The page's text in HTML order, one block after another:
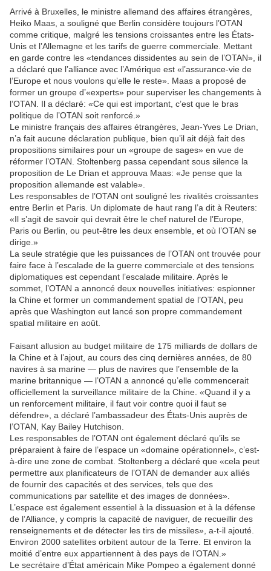
Arrivé à Bruxelles, le ministre allemand des affaires étrangères,
Heiko Maas, a souligné que Berlin considère toujours l’OTAN
comme critique, malgré les tensions croissantes entre les États-
Unis et l’Allemagne et les tarifs de guerre commerciale. Mettant
en garde contre les «tendances dissidentes au sein de l’OTAN», il
a déclaré que l’alliance avec l’Amérique est «l’assurance-vie de
l’Europe et nous voulons qu’elle le reste». Maas a proposé de
former un groupe d’«experts» pour superviser les changements à
l’OTAN. Il a déclaré: «Ce qui est important, c’est que le bras
politique de l’OTAN soit renforcé.»
Le ministre français des affaires étrangères, Jean-Yves Le Drian,
n’a fait aucune déclaration publique, bien qu’il ait déjà fait des
propositions similaires pour un «groupe de sages» en vue de
réformer l’OTAN. Stoltenberg passa cependant sous silence la
proposition de Le Drian et approuva Maas: «Je pense que la
proposition allemande est valable».
Les responsables de l’OTAN ont souligné les rivalités croissantes
entre Berlin et Paris. Un diplomate de haut rang l’a dit à Reuters:
«Il s’agit de savoir qui devrait être le chef naturel de l’Europe,
Paris ou Berlin, ou peut-être les deux ensemble, et où l’OTAN se
dirige.»
La seule stratégie que les puissances de l’OTAN ont trouvée pour
faire face à l’escalade de la guerre commerciale et des tensions
diplomatiques est cependant l’escalade militaire. Après le
sommet, l’OTAN a annoncé deux nouvelles initiatives: espionner
la Chine et former un commandement spatial de l’OTAN, peu
après que Washington eut lancé son propre commandement
spatial militaire en août.
Faisant allusion au budget militaire de 175 milliards de dollars de
la Chine et à l’ajout, au cours des cinq dernières années, de 80
navires à sa marine — plus de navires que l’ensemble de la
marine britannique — l’OTAN a annoncé qu’elle commencerait
officiellement la surveillance militaire de la Chine. «Quand il y a
un renforcement militaire, il faut voir contre quoi il faut se
défendre», a déclaré l’ambassadeur des États-Unis auprès de
l’OTAN, Kay Bailey Hutchison.
Les responsables de l’OTAN ont également déclaré qu’ils se
préparaient à faire de l’espace un «domaine opérationnel», c’est-
à-dire une zone de combat. Stoltenberg a déclaré que «cela peut
permettre aux planificateurs de l’OTAN de demander aux alliés
de fournir des capacités et des services, tels que des
communications par satellite et des images de données».
L’espace est également essentiel à la dissuasion et à la défense
de l’Alliance, y compris la capacité de naviguer, de recueillir des
renseignements et de détecter les tirs de missiles», a-t-il ajouté.
Environ 2000 satellites orbitent autour de la Terre. Et environ la
moitié d’entre eux appartiennent à des pays de l’OTAN.»
Le secrétaire d’État américain Mike Pompeo a également donné